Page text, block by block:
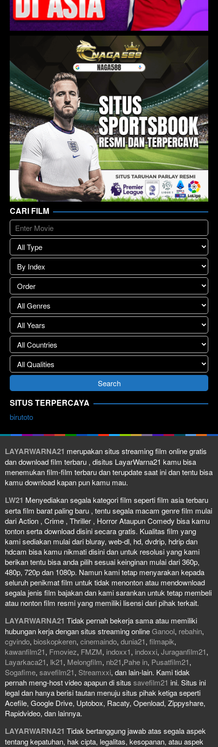
CARI FILM
SITUS TERPERCAYA
birutoto
LAYARWARNA21 merupakan situs streaming film online gratis
dan download film terbaru , disitus LayarWarna21 kamu bisa
menemukan film-film terbaru dan terupdate saat ini dan tentu bisa
kamu download kapan pun kamu mau.
LW21 Menyediakan segala kategori film seperti film asia terbaru
serta film barat paling baru , tentu segala macam genre film mulai
dari Action , Crime , Thriller , Horror Ataupun Comedy bisa kamu
tonton serta download disini secara gratis. Kualitas film yang
kami sediakan mulai dari bluray, web-dl, hd, dvdrip, hdrip dan
hdcam bisa kamu nikmati disini dan untuk resolusi yang kami
berikan tentu bisa anda pilih sesuai keinginan mulai dari 360p,
480p, 720p dan 1080p. Namun kami tetap menyarakan kepada
seluruh penikmat film untuk tidak menonton atau mendownload
segala jenis film bajakan dan kami sarankan untuk tetap membeli
atau nonton film resmi yang memiliki lisensi dari pihak terkait.
LAYARWARNA21 Tidak pernah bekerja sama atau memiliki
hubungan kerja dengan situs streaming onlineGanool, rebahin,
cgvindo, bioskopkeren, cinemaindo, dunia21, filmapik,
kawanfilm21, Fmoviez, FMZM, indoxx1, indoxxi, Juraganfilm21,
Layarkaca21, lk21, Melongfilm, nb21,Pahe in, Pusatfilm21,
Sogafime, savefilm21, Streamxxi, dan lain-lain. Kami tidak
pernah meng-host video apapun di situs savefilm21 ini. Situs ini
legal dan hanya berisi tautan menuju situs pihak ketiga seperti
Acefile, Google Drive, Uptobox, Racaty, Openload, Zippyshare,
Rapidvideo, dan lainnya.
LAYARWARNA21 Tidak bertanggung jawab atas segala aspek
tentang kepatuhan, hak cipta, legalitas, kesopanan, atau aspek